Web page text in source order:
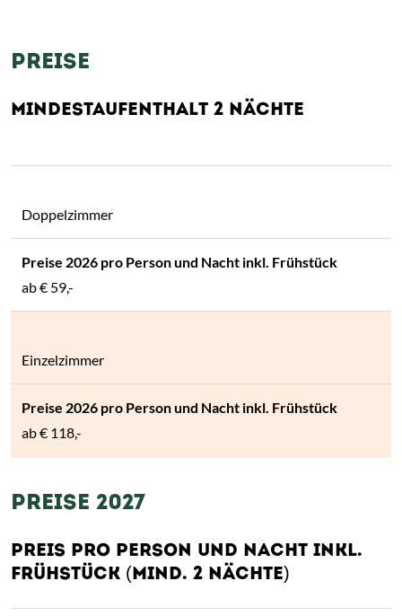
PREISE
MINDESTAUFENTHALT 2 NÄCHTE
Doppelzimmer
ab€ 59,-
Einzelzimmer
ab€ 118,-
PREISE 2027
PREIS PRO PERSON UND NACHT INKL.
FRÜHSTÜCK (MIND. 2 NÄCHTE)